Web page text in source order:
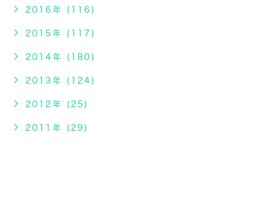
2016年 (116)
2015年 (117)
2014年 (180)
2013年 (124)
2012年 (25)
2011年 (29)